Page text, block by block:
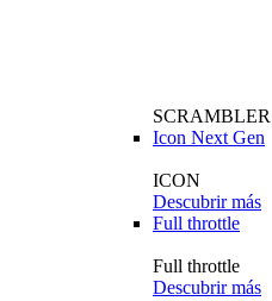
SCRAMBLER
Icon Next Gen
ICON
Descubrir más
Full throttle
Full throttle
Descubrir más